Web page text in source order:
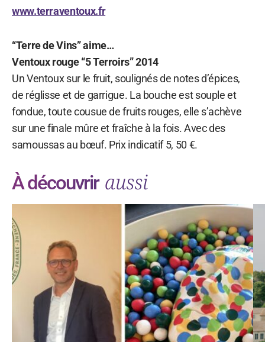
www.terraventoux.fr
“Terre de Vins” aime…
Ventoux rouge “5 Terroirs” 2014
Un Ventoux sur le fruit, soulignés de notes d’épices,
de réglisse et de garrigue. La bouche est souple et
fondue, toute cousue de fruits rouges, elle s’achève
sur une finale mûre et fraîche à la fois. Avec des
samoussas au bœuf. Prix indicatif 5, 50 €.
À découvrir aussi